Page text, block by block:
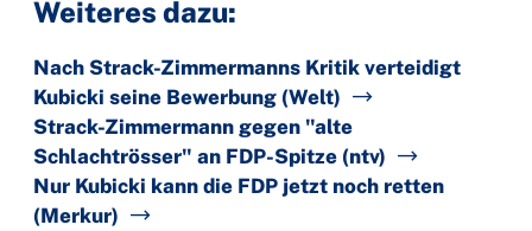
Weiteres dazu:
Nach Strack-Zimmermanns Kritik verteidigt
Kubicki seine Bewerbung (Welt)
Strack-Zimmermann gegen "alte
Schlachtrösser" an FDP-Spitze (ntv)
Nur Kubicki kann die FDP jetzt noch retten
(Merkur)